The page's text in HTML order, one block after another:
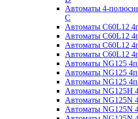
Автоматы 4-
С
Автоматы C60L12
Автоматы C60L12
Автоматы C60L12
Автоматы C60L12
Автоматы NG125
Автоматы NG125
Автоматы NG125
Автоматы NG125H
Автоматы NG125N
Автоматы NG125N